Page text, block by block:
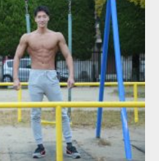
2021.07.6
AKIHITO(細マッチョ) 腹筋 大胸筋